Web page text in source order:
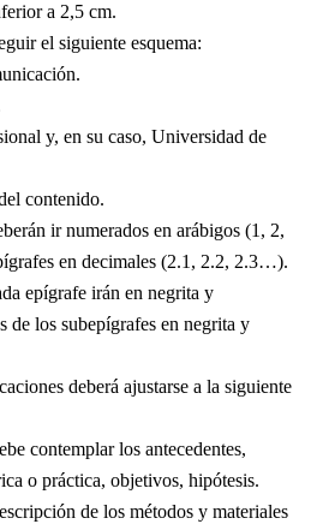
a 2,5 cm.
el siguiente esquema:
y, en su caso, Universidad de
contenido.
ir numerados en arábigos (1, 2,
en decimales (2.1, 2.2, 2.3…).
epígrafe irán en negrita y
de los subepígrafes en negrita y
deberá ajustarse a la siguiente
contemplar los antecedentes,
o práctica, objetivos, hipótesis.
de los métodos y materiales